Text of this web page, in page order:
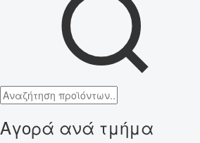
Αγορά ανά τμήμα